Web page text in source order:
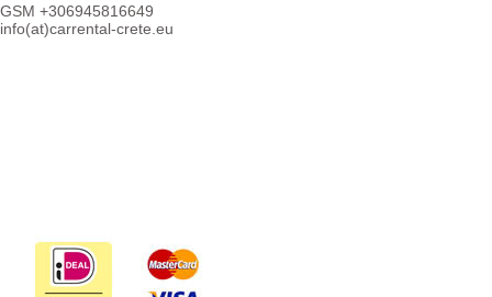
GSM +306945816649
info(at)carrental-crete.eu